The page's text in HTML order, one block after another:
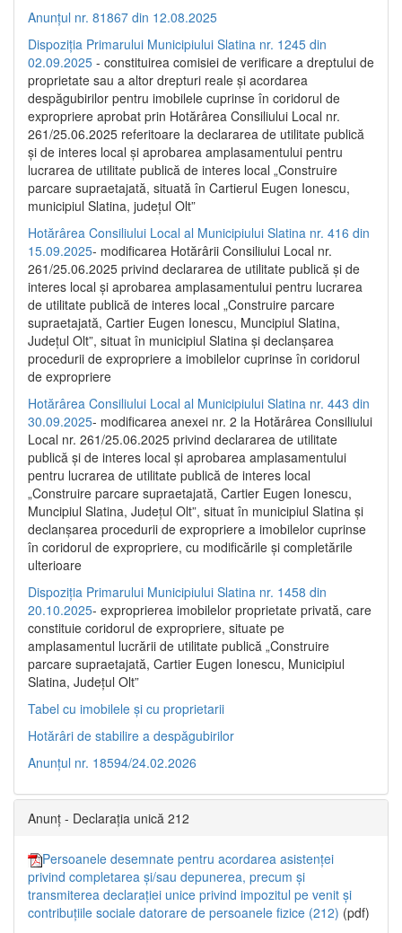
Anunțul nr. 81867 din 12.08.2025
Dispoziția Primarului Municipiului Slatina nr. 1245 din
02.09.2025 - constituirea comisiei de verificare a dreptului de
proprietate sau a altor drepturi reale și acordarea
despăgubirilor pentru imobilele cuprinse în coridorul de
expropriere aprobat prin Hotărârea Consiliului Local nr.
261/25.06.2025 referitoare la declararea de utilitate publică
și de interes local și aprobarea amplasamentului pentru
lucrarea de utilitate publică de interes local „Construire
parcare supraetajată, situată în Cartierul Eugen Ionescu,
municipiul Slatina, județul Olt”
Hotărârea Consiliului Local al Municipiului Slatina nr. 416 din
15.09.2025- modificarea Hotărârii Consiliului Local nr.
261/25.06.2025 privind declararea de utilitate publică și de
interes local și aprobarea amplasamentului pentru lucrarea
de utilitate publică de interes local „Construire parcare
supraetajată, Cartier Eugen Ionescu, Muncipiul Slatina,
Județul Olt”, situat în municipiul Slatina și declanșarea
procedurii de expropriere a imobilelor cuprinse în coridorul
de expropriere
Hotărârea Consiliului Local al Municipiului Slatina nr. 443 din
30.09.2025- modificarea anexei nr. 2 la Hotărârea Consiliului
Local nr. 261/25.06.2025 privind declararea de utilitate
publică şi de interes local şi aprobarea amplasamentului
pentru lucrarea de utilitate publică de interes local
„Construire parcare supraetajată, Cartier Eugen Ionescu,
Muncipiul Slatina, Judeţul Olt”, situat în municipiul Slatina şi
declanşarea procedurii de expropriere a imobilelor cuprinse
în coridorul de expropriere, cu modificările şi completările
ulterioare
Dispoziția Primarului Municipiului Slatina nr. 1458 din
20.10.2025- exproprierea imobilelor proprietate privată, care
constituie coridorul de expropriere, situate pe
amplasamentul lucrării de utilitate publică „Construire
parcare supraetajată, Cartier Eugen Ionescu, Municipiul
Slatina, Județul Olt”
Tabel cu imobilele și cu proprietarii
Hotărâri de stabilire a despăgubirilor
Anunțul nr. 18594/24.02.2026
Anunț - Declarația unică 212
Persoanele desemnate pentru acordarea asistenței
privind completarea și/sau depunerea, precum și
transmiterea declarației unice privind impozitul pe venit și
contribuțiile sociale datorare de persoanele fizice (212) (pdf)